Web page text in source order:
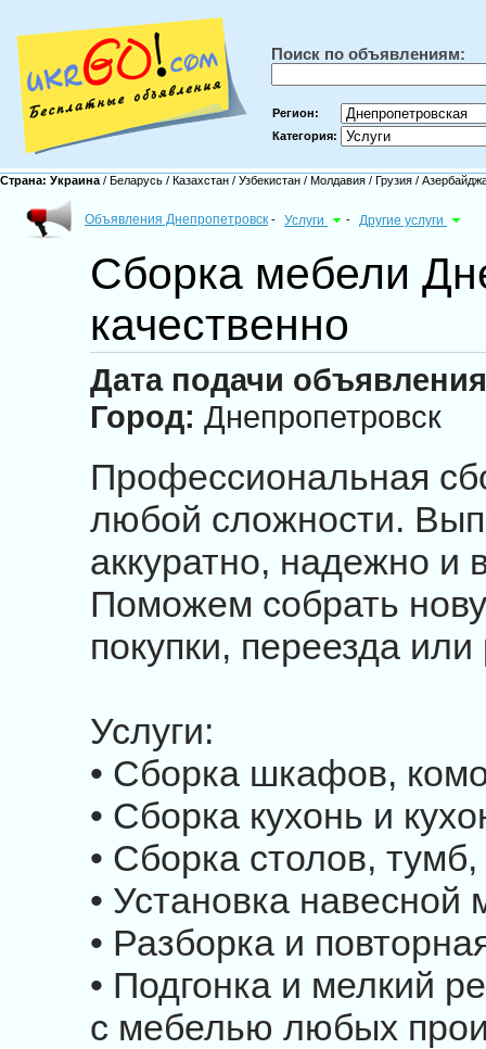
Поиск по объявлениям:
Регион:
Категория:
Страна: Украина / Беларусь / Казахстан / Узбекистан / Молдавия / Грузия /
Объявления Днепропетровск - Услуги - Другие услуги
Сборка мебели
качественно
Дата подачи
Город: Днепропетровск
Профессиональная
любой сложности.
аккуратно, надежно и
Поможем собрать
покупки, переезда
Услуги:
• Сборка шкафов,
• Сборка кухонь и
• Сборка столов,
• Установка навесной
• Разборка и
• Подгонка и мелкий
с мебелью любых